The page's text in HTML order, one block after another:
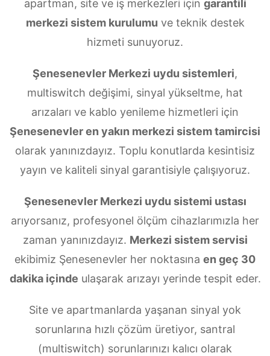
apartman, site ve iş merkezleri için garantili
merkezi sistem kurulumu ve teknik destek
hizmeti sunuyoruz.
Şenesenevler Merkezi uydu sistemleri,
multiswitch değişimi, sinyal yükseltme, hat
arızaları ve kablo yenileme hizmetleri için
Şenesenevler en yakın merkezi sistem tamircisi
olarak yanınızdayız. Toplu konutlarda kesintisiz
yayın ve kaliteli sinyal garantisiyle çalışıyoruz.
Şenesenevler Merkezi uydu sistemi ustası
arıyorsanız, profesyonel ölçüm cihazlarımızla her
zaman yanınızdayız. Merkezi sistem servisi
ekibimiz Şenesenevler her noktasına en geç 30
dakika içinde ulaşarak arızayı yerinde tespit eder.
Site ve apartmanlarda yaşanan sinyal yok
sorunlarına hızlı çözüm üretiyor, santral
(multiswitch) sorunlarınızı kalıcı olarak